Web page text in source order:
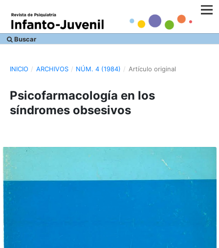
Buscar
INICIO / ARCHIVOS / NÚM. 4 (1984) / Artículo original
Psicofarmacología en los
síndromes obsesivos